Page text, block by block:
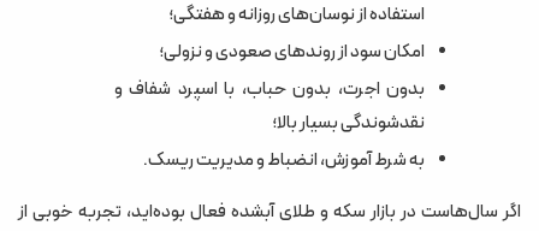
استفاده از نوسان‌های روزانه و هفتگی؛
امکان سود از روندهای صعودی و نزولی؛
بدون اجرت، بدون حباب، با اسپرد شفاف و
نقدشوندگی بسیار بالا؛
به شرط آموزش، انضباط و مدیریت ریسک.
اگر سال‌هاست در بازار سکه و طلای آبشده فعال بوده‌اید، تجربه خوبی از